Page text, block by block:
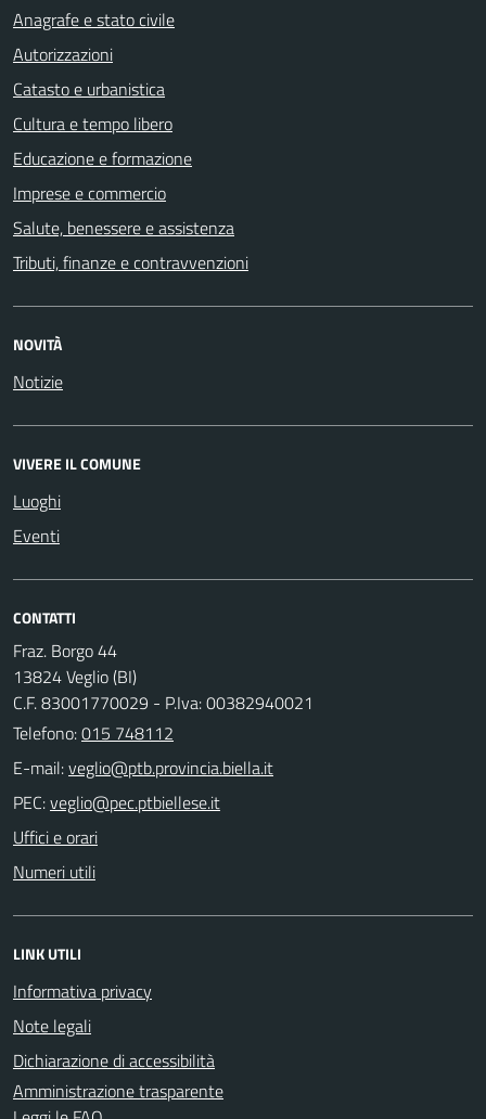
Anagrafe e stato civile
Autorizzazioni
Catasto e urbanistica
Cultura e tempo libero
Educazione e formazione
Imprese e commercio
Salute, benessere e assistenza
Tributi, finanze e contravvenzioni
NOVITÀ
Notizie
VIVERE IL COMUNE
Luoghi
Eventi
CONTATTI
Fraz. Borgo 44
13824 Veglio (BI)
C.F. 83001770029 - P.Iva: 00382940021
Telefono:015 748112
E-mail:
PEC:
Uffici e orari
Numeri utili
LINK UTILI
Informativa privacy
Note legali
Dichiarazione di accessibilità
Amministrazione trasparente